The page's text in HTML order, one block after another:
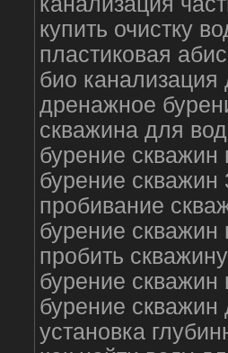
купить очистку
пластиковая
био канализация
дренажное
скважина для
бурение скважин
бурение скважин
пробивание
бурение
пробить
бурение скважин
бурение
установка